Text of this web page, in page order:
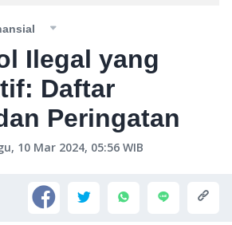
Ilegal yang
Daftar
Peringatan
10 Mar 2024, 05:56 WIB